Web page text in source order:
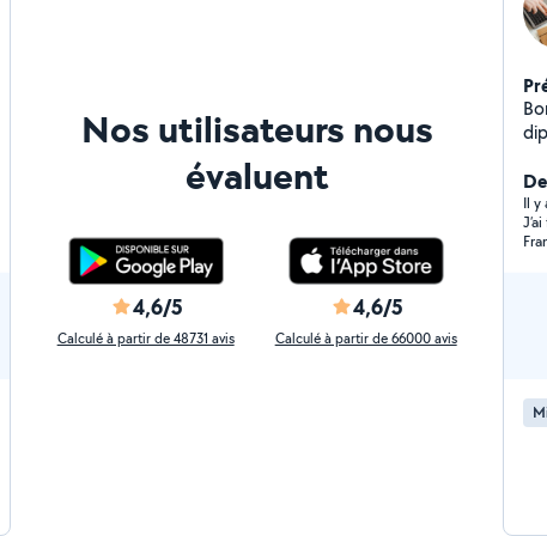
Nos utilisateurs nous
évaluent
4,6/5
Calculé à partir de 48731 avis
4,6/5
Calculé à partir de 66000 avis
vos
distance :
à
Il y